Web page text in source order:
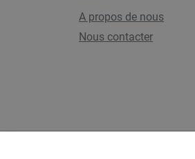
A propos de nous
Nous contacter